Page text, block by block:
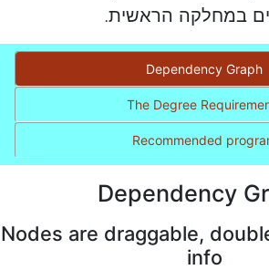
במחלקה הראשית.
Dependency Graph
The Degree
Recommended
Dependency
Nodes are draggable,
info